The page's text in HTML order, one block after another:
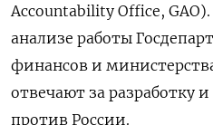
Accountability Office,
анализе работы
финансов и
отвечают за разработку
против России.